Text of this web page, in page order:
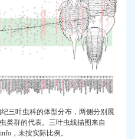
三叶虫科的体型分布，两侧分别展
类群的代表。三叶虫线描图来自
，未按实际比例。